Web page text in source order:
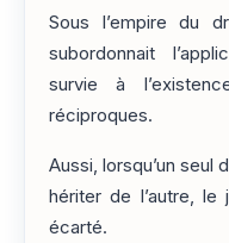
Sous l’empire du
subordonnait
survie à
réciproques.
Aussi, lorsqu’un seul
hériter de l’autre,
écarté.